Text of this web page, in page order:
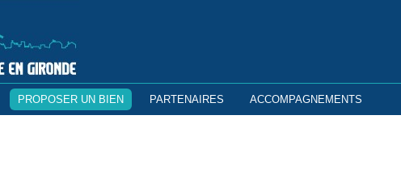
PROPOSER UN BIEN PARTENAIRES ACCOMPAGNEMENTS